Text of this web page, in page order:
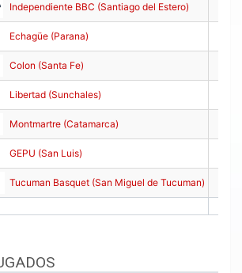
Independiente BBC (Santiago del Estero)
Echagüe (Parana)
Colon (Santa Fe)
Libertad (Sunchales)
Montmartre (Catamarca)
GEPU (San Luis)
Tucuman Basquet (San Miguel de Tucuman)